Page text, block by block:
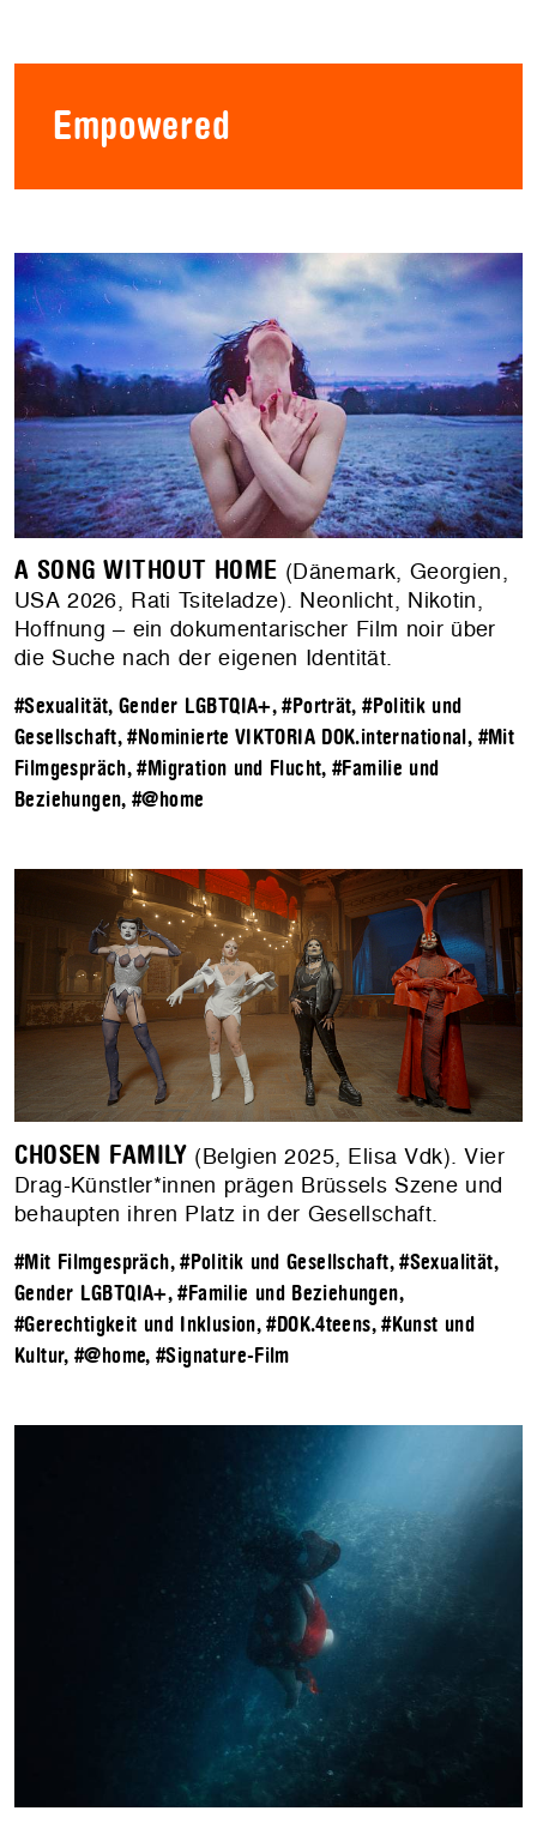
Empowered
A SONG WITHOUT HOME (Dänemark, Georgien,
USA 2026, Rati Tsiteladze). Neonlicht, Nikotin,
Hoffnung – ein dokumentarischer Film noir über
die Suche nach der eigenen Identität.
#Sexualität, Gender LGBTQIA+,#Porträt,#Politik und
Gesellschaft,#Nominierte VIKTORIA DOK.international, #Mit
Filmgespräch,#Migration und Flucht, #Familie und
Beziehungen,#@home
CHOSEN FAMILY (Belgien 2025, Elisa Vdk). Vier
Drag-Künstler*innen prägen Brüssels Szene und
behaupten ihren Platz in der Gesellschaft.
#Mit Filmgespräch,#Politik und Gesellschaft,#Sexualität,
Gender LGBTQIA+,#Familie und Beziehungen,
#Gerechtigkeit und Inklusion,#DOK.4teens,#Kunst und
Kultur,#@home,#Signature-Film